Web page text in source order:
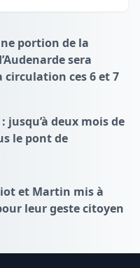
portion de la
sera
circulation ces 6 et 7
jusqu’à deux mois de
le pont de
et Martin mis à
leur geste citoyen